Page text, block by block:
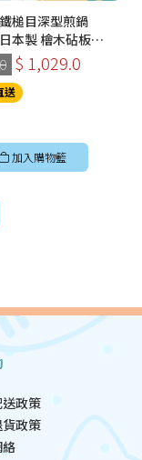
槌目深型煎鍋
本製 檜木砧板
$ 1,029.0
送
加入購物籃
政策
政策
絡